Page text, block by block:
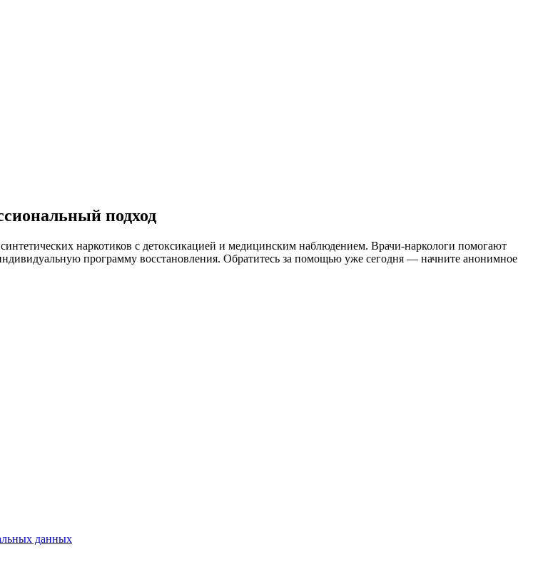
подход
наркотиков с детоксикацией и медицинским наблюдением. Врачи-наркологи помогают
программу восстановления. Обратитесь за помощью уже сегодня — начните анонимное
данных